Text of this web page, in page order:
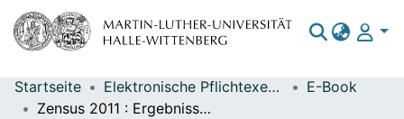
Bereiche & Sammlungen
Startseite Elektronische Pflichtexemplare
E-Book
Zensus 2011 : Ergebnisse des Zensus / Sachsen-Anhalt, Statistisches Landesamt